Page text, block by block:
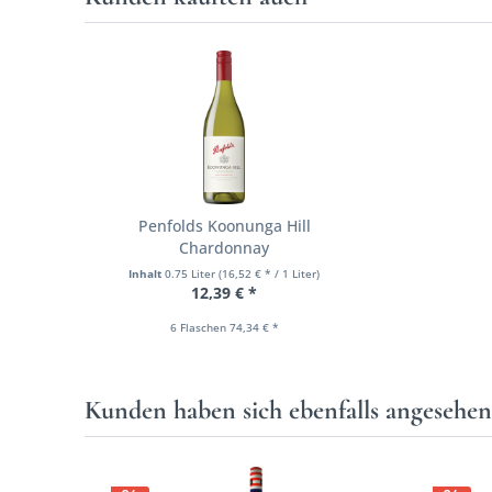
Penfolds Koonunga Hill
Chardonnay
Inhalt0.75 Liter(16,52 € * / 1 Liter)
12,39 € *
6 Flaschen 74,34 € *
Kunden haben sich ebenfalls angesehen